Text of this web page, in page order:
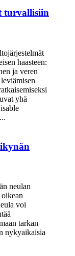
turvallisiin
haasteen:
ja veren
yhä
neulan
voi
tarkan
nykyaikaisia